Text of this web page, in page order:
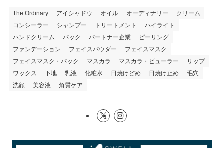
The Ordinary アイシャドウ オイル オーディナリー
クリーム
コンシーラー
シャンプー トリートメント
ハイライト
ハンドクリーム
パック パートナー企業
ピーリング
ファンデーション
フェイスパウダー
フェイスマスク
フェイスマスク・パック
マスカラ マスカラ・ビューラー
リップ
ワックス
下地 乳液 化粧水 日焼けどめ 日焼け止め
毛穴
洗顔
美容液 角質ケア